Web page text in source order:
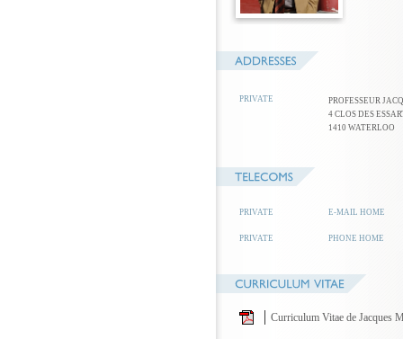
PRIVATE
PROFESSEUR
4 CLOS DES
1410 WATERLOO
PRIVATE E-MAIL HOME
PRIVATE PHONE HOME
Curriculum Vitae de Jacques